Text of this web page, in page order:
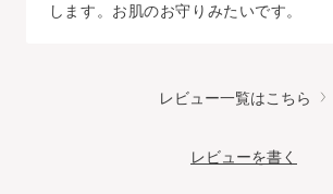
します。お肌のお守りみたいです。
レビュー一覧はこちら
レビューを書く